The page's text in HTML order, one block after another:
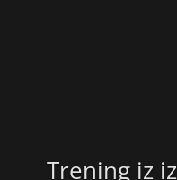
Trening iz